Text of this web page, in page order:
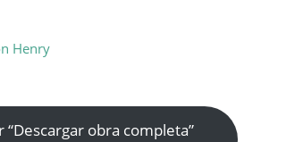
Henry
“Descargar obra completa”